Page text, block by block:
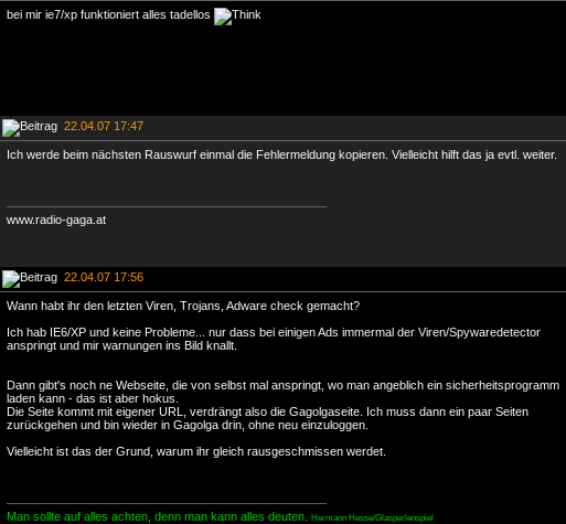
bei mir ie7/xp funktioniert alles tadellos
22.04.07 17:47
Ich werde beim nächsten Rauswurf einmal die Fehlermeldung kopieren. Vielleicht hilft das ja evtl. weiter.
www.radio-gaga.at
22.04.07 17:56
Wann habt ihr den letzten Viren, Trojans, Adware check gemacht?
Ich hab IE6/XP und keine Probleme... nur dass bei einigen Ads immermal der Viren/Spywaredetector
anspringt und mir warnungen ins Bild knallt.
Dann gibt's noch ne Webseite, die von selbst mal anspringt, wo man angeblich ein sicherheitsprogramm
laden kann - das ist aber hokus.
Die Seite kommt mit eigener URL, verdrängt also die Gagolgaseite. Ich muss dann ein paar Seiten
zurückgehen und bin wieder in Gagolga drin, ohne neu einzuloggen.
Vielleicht ist das der Grund, warum ihr gleich rausgeschmissen werdet.
Man sollte auf alles achten, denn man kann alles deuten. Hermann Hesse/Glasperlenspiel